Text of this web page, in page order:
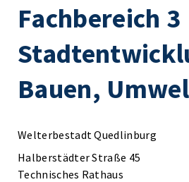
Fachbereich 3
Bauen,
Welterbestadt Quedlinburg
Halberstädter Straße 45
Technisches Rathaus